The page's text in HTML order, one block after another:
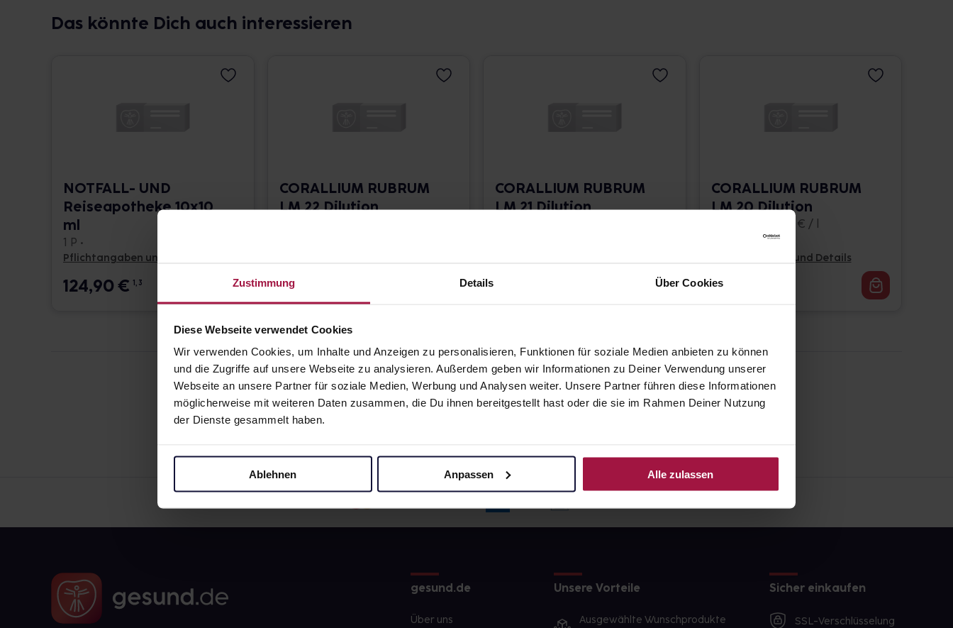
Zustimmung Details Über Cookies
Diese Webseite verwendet Cookies
Wir verwenden Cookies, um Inhalte und Anzeigen zu personalisieren, Funktionen für soziale Medien anbieten zu können
und die Zugriffe auf unsere Webseite zu analysieren. Außerdem geben wir Informationen zu Deiner Verwendung unserer
Webseite an unsere Partner für soziale Medien, Werbung und Analysen weiter. Unsere Partner führen diese Informationen
möglicherweise mit weiteren Daten zusammen, die Du ihnen bereitgestellt hast oder die sie im Rahmen Deiner Nutzung
der Dienste gesammelt haben.
Ablehnen Anpassen Alle zulassen
Das könnte Dich auch interessieren
NOTFALL- UND
Reiseapotheke 10x10
ml
1 P •
Pflichtangaben und Details
124,90€ 1, 3
CORALLIUM RUBRUM
LM 22 Dilution
17,66
CORALLIUM RUBRUM
LM 21 Dilution
CORALLIUM RUBRUM
LM 20 Dilution
10 ml • 1.662,00 € / l
Pflichtangaben und Details
16,62
gesund.de
Über uns
Unsere Vorteile
Ausgewählte Wunschprodukte
Sicher einkaufen
SSL-Verschlüsselung